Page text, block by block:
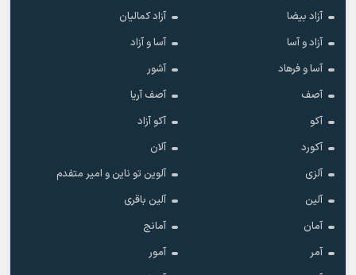
آزاد بیضا
آزاد کمالیان
آزاد و آسا
آسا و آزاد
آسا و فرهاد
آشور
آصف
آصف آریا
آکو
آکو آزاد
آکورد
آلان
آلزی
آلوین تو ناین و امیر متفدم
آلین
آلین باقری
آمان
آمانج
آمر
آمور